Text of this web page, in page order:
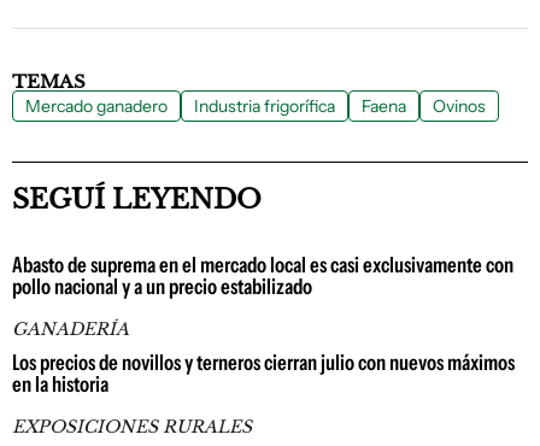
TEMAS
Mercado ganadero Industria frigorífica Faena Ovinos
SEGUÍ LEYENDO
Abasto de suprema en el mercado local es casi exclusivamente con
pollo nacional y a un precio estabilizado
GANADERÍA
Los precios de novillos y terneros cierran julio con nuevos máximos
en la historia
EXPOSICIONES RURALES